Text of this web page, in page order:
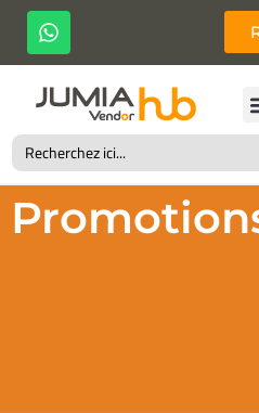
Search
for: